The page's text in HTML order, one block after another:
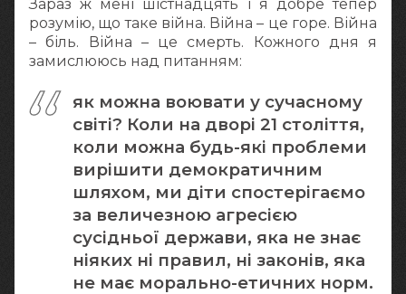
Зараз ж мені шістнадцять і я добре тепер
розумію, що таке війна. Війна – це горе. Війна
– біль. Війна – це смерть. Кожного дня я
замислююсь над питанням:
як можна воювати у сучасному
світі? Коли на дворі 21 століття,
коли можна будь-які проблеми
вирішити демократичним
шляхом, ми діти спостерігаємо
за величезною агресією
сусідньої держави, яка не знає
ніяких ні правил, ні законів, яка
не має морально-етичних норм.